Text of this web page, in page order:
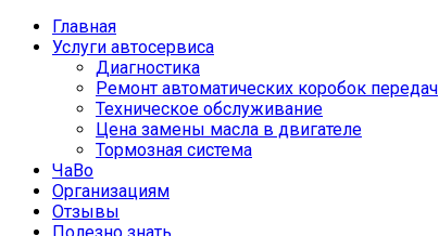
Главная
Услуги автосервиса
Диагностика
Ремонт автоматических коробок передач
Техническое обслуживание
Цена замены масла в двигателе
Тормозная система
ЧаВо
Организациям
Отзывы
Полезно знать